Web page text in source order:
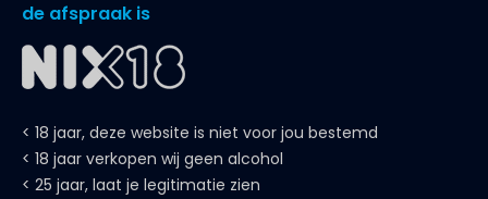
de afspraak is
< 18 jaar, deze website is niet voor jou bestemd
< 18 jaar verkopen wij geen alcohol
< 25 jaar, laat je legitimatie zien